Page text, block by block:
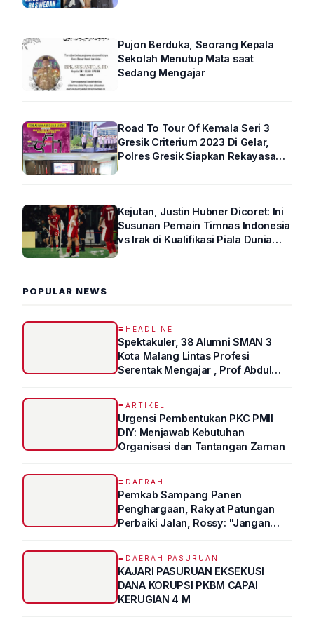
Pujon Berduka, Seorang Kepala
Sekolah Menutup Mata saat
Sedang Mengajar
Road To Tour Of Kemala Seri 3
Gresik Criterium 2023 Di Gelar,
Polres Gresik Siapkan Rekayasa
Kejutan, Justin Hubner Dicoret: Ini
Susunan Pemain Timnas Indonesia
vs Irak di Kualifikasi Piala Dunia
POPULAR NEWS
HEADLINE
Spektakuler, 38 Alumni SMAN 3
Kota Malang Lintas Profesi
Serentak Mengajar , Prof Abdul
ARTIKEL
Urgensi Pembentukan PKC PMII
DIY: Menjawab Kebutuhan
Organisasi dan Tantangan Zaman
DAERAH
Pemkab Sampang Panen
Penghargaan, Rakyat Patungan
Perbaiki Jalan, Rossy: "Jangan
DAERAH PASURUAN
KAJARI PASURUAN EKSEKUSI
DANA KORUPSI PKBM CAPAI
KERUGIAN 4 M